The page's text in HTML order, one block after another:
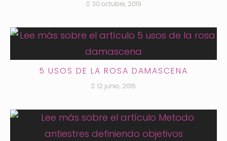
30 octubre, 2019
5 USOS DE LA ROSA DAMASCENA
12 junio, 2016